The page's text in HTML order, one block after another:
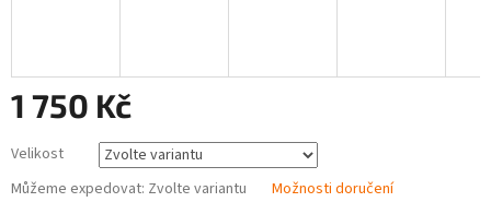
1 750 Kč
cena:
Velikost
Můžeme expedovat: Zvolte variantu Možnosti doručení